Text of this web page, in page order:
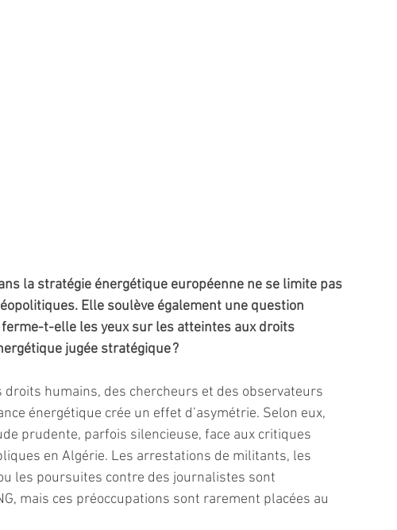
la stratégie énergétique européenne ne se limite pas
Elle soulève également une question
t-elle les yeux sur les atteintes aux droits
jugée stratégique ?
humains, des chercheurs et des observateurs
énergétique crée un effet d’asymétrie. Selon eux,
prudente, parfois silencieuse, face aux critiques
en Algérie. Les arrestations de militants, les
les poursuites contre des journalistes sont
mais ces préoccupations sont rarement placées au